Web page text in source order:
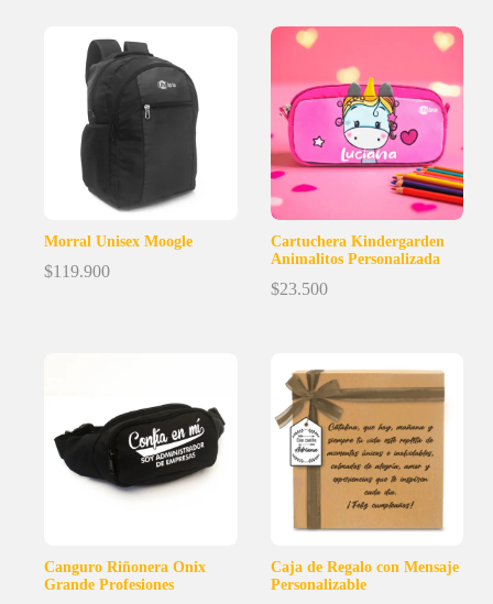
Morral Unisex Moogle
$119.900
Cartuchera Kindergarden
Animalitos Personalizada
$23.500
Canguro Riñonera Onix
Grande Profesiones
Caja de Regalo con Mensaje
Personalizable